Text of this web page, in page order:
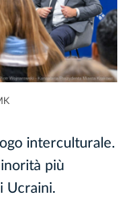
interculturale.
più
Ucraini.